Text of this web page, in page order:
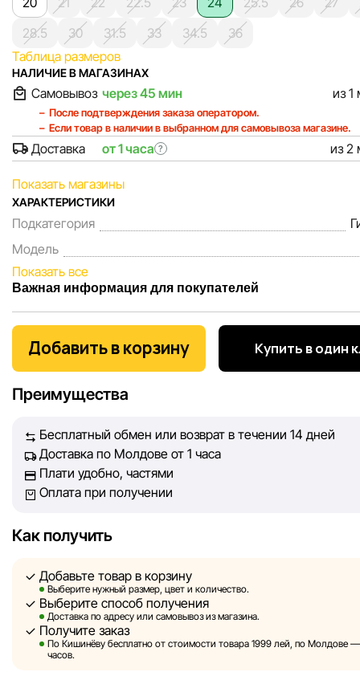
28.5
30 31.5 33 34.5
36
Таблица размеров
НАЛИЧИЕ В МАГАЗИНАХ
Самовывоз через 45 мин из 1
После подтверждения заказа оператором.
Если товар в наличии в выбранном для самовывоза магазине.
Доставка от 1 часа ? из 2
Показать магазины
ХАРАКТЕРИСТИКИ
Подкатегория
Модель
Показать все
Важная информация для покупателей
Мы, команда сети магазинов Sportlandia, ценим доверие
покупателей. Каждый день мы работаем над тем, чтобы
информация о товарах и услугах, представленная на
обеспечить вас достоверной информацией, чтобы вы
Однако, несмотря на постоянный контроль, Sportlandia
гарантировать абсолютную точность всех данных,
сайте, ввиду возможных технических ошибок или сбоев.
сторонних ресурсах, ссылки на которые могут быть
Sportlandia оставляет за собой право в одностороннем
без предварительного уведомления вносить изменения в
характеристики и потребительские свойства товаров.
Изображения, представленные на сайте, являются
Добавить в корзину Купить в один
Преимущества
Бесплатный обмен или возврат в течении 14 дней
Доставка по Молдове от 1 часа
Плати удобно, частями
Оплата при получении
Как получить
Добавьте товар в корзину
Выберите нужный размер, цвет и количество.
Выберите способ получения
Доставка по адресу или самовывоз из магазина.
Получите заказ
По Кишинёву бесплатно от стоимости товара 1999 лей, по Молдове —
часов.